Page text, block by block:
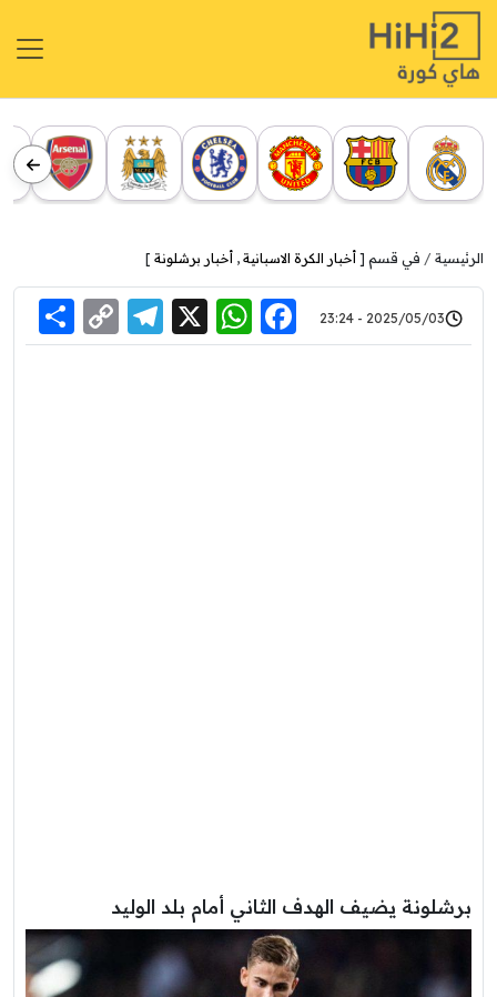
الرئيسية في قسم [ أخبار الكرة الاسبانية , أخبار برشلونة ]
2025/05/03 - 23:24
Facebook
WhatsApp
X
Link
برشلونة يضيف الهدف الثاني أمام بلد الوليد